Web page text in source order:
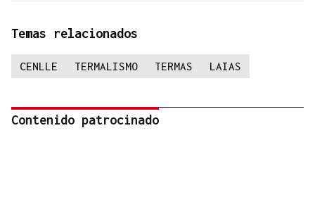
Temas relacionados
CENLLE TERMALISMO TERMAS LAIAS
Contenido patrocinado